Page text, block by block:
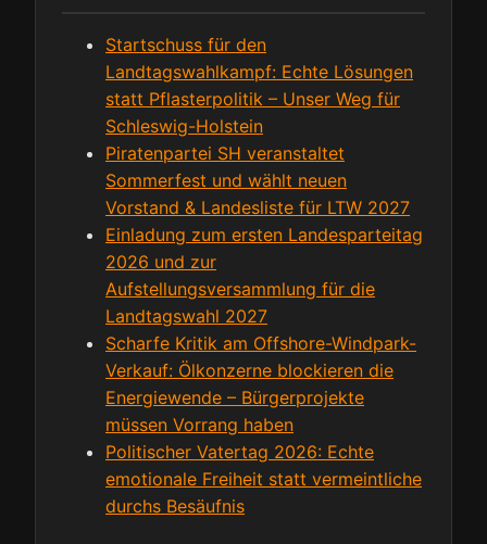
Startschuss für den
Landtagswahlkampf: Echte Lösungen
statt Pflasterpolitik – Unser Weg für
Schleswig-Holstein
Piratenpartei SH veranstaltet
Sommerfest und wählt neuen
Vorstand & Landesliste für LTW 2027
Einladung zum ersten Landesparteitag
2026 und zur
Aufstellungsversammlung für die
Landtagswahl 2027
Scharfe Kritik am Offshore-Windpark-
Verkauf: Ölkonzerne blockieren die
Energiewende – Bürgerprojekte
müssen Vorrang haben
Politischer Vatertag 2026: Echte
emotionale Freiheit statt vermeintliche
durchs Besäufnis